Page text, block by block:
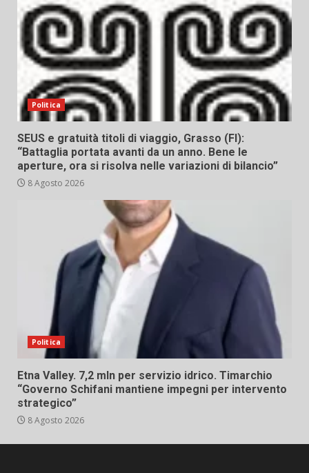
Politica
SEUS e gratuità titoli di viaggio, Grasso (FI):
“Battaglia portata avanti da un anno. Bene le
aperture, ora si risolva nelle variazioni di bilancio”
8 Agosto 2026
Politica
Etna Valley. 7,2 mln per servizio idrico. Timarchio
“Governo Schifani mantiene impegni per intervento
strategico”
8 Agosto 2026